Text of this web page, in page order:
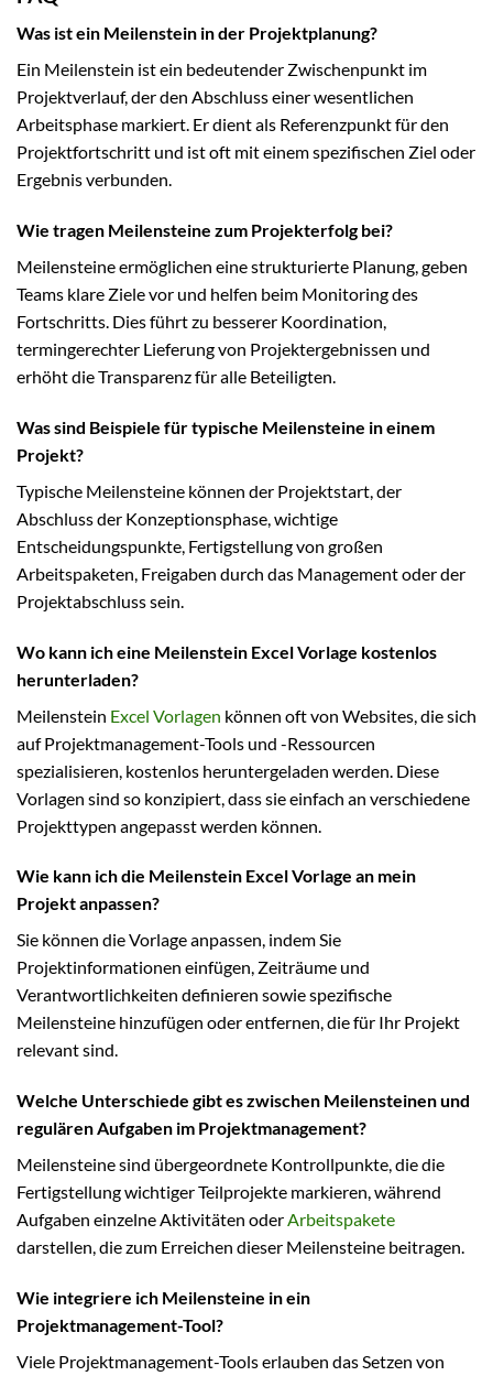
Was ist ein Meilenstein in der Projektplanung?
Ein Meilenstein ist ein bedeutender Zwischenpunkt im
Projektverlauf, der den Abschluss einer wesentlichen
Arbeitsphase markiert. Er dient als Referenzpunkt für den
Projektfortschritt und ist oft mit einem spezifischen Ziel oder
Ergebnis verbunden.
Wie tragen Meilensteine zum Projekterfolg bei?
Meilensteine ermöglichen eine strukturierte Planung, geben
Teams klare Ziele vor und helfen beim Monitoring des
Fortschritts. Dies führt zu besserer Koordination,
termingerechter Lieferung von Projektergebnissen und
erhöht die Transparenz für alle Beteiligten.
Was sind Beispiele für typische Meilensteine in einem
Projekt?
Typische Meilensteine können der Projektstart, der
Abschluss der Konzeptionsphase, wichtige
Entscheidungspunkte, Fertigstellung von großen
Arbeitspaketen, Freigaben durch das Management oder der
Projektabschluss sein.
Wo kann ich eine Meilenstein Excel Vorlage kostenlos
herunterladen?
Meilenstein Excel Vorlagen können oft von Websites, die sich
auf Projektmanagement-Tools und -Ressourcen
spezialisieren, kostenlos heruntergeladen werden. Diese
Vorlagen sind so konzipiert, dass sie einfach an verschiedene
Projekttypen angepasst werden können.
Wie kann ich die Meilenstein Excel Vorlage an mein
Projekt anpassen?
Sie können die Vorlage anpassen, indem Sie
Projektinformationen einfügen, Zeiträume und
Verantwortlichkeiten definieren sowie spezifische
Meilensteine hinzufügen oder entfernen, die für Ihr Projekt
relevant sind.
Welche Unterschiede gibt es zwischen Meilensteinen und
regulären Aufgaben im Projektmanagement?
Meilensteine sind übergeordnete Kontrollpunkte, die die
Fertigstellung wichtiger Teilprojekte markieren, während
Aufgaben einzelne Aktivitäten oderArbeitspakete
darstellen, die zum Erreichen dieser Meilensteine beitragen.
Wie integriere ich Meilensteine in ein
Projektmanagement-Tool?
Viele Projektmanagement-Tools erlauben das Setzen von